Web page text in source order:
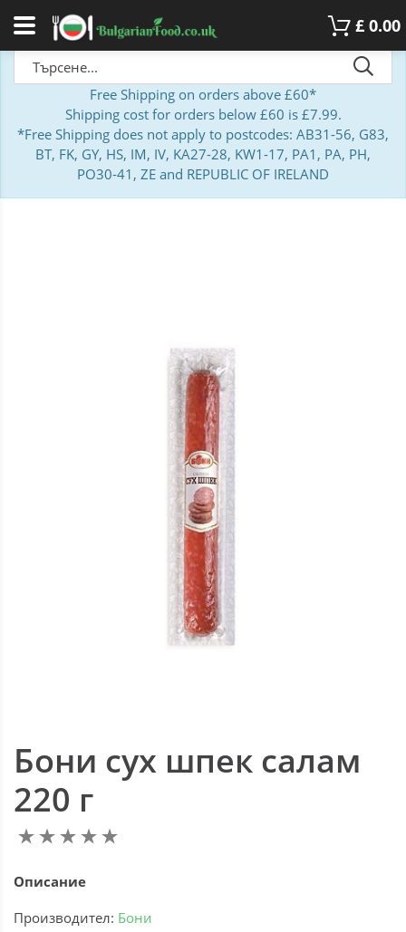
£ 0.00
Free Shipping on orders above £60*
Shipping cost for orders below £60 is £7.99.
*Free Shipping does not apply to postcodes: AB31-56, G83,
BT, FK, GY, HS, IM, IV, KA27-28, KW1-17, PA1, PA, PH,
PO30-41, ZE and REPUBLIC OF IRELAND
Бони сух шпек салам
220 г
Описание
Производител: Бони